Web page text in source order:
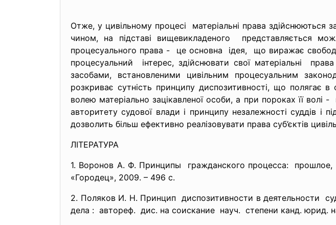
Отже, у цивільному процесі матеріальні права здійснюються
чином, на підставі вищевикладеного представляється
процесуального права - це основна ідея, що виражає
процесуальний інтерес, здійснювати свої матеріальні
засобами, встановленими цивільним процесуальним
розкриває сутність принципу диспозитивності, що полягає
волею матеріально зацікавленої особи, а при пороках її
авторитету судової влади і принципу незалежності суддів і
дозволить більш ефективно реалізовувати права суб’єктів
ЛІТЕРАТУРА
1. Воронов А. Ф. Принципы гражданского процесса:
«Городец», 2009. – 496 с.
2. Поляков И. Н. Принцип диспозитивности в деятельности
дела : автореф. дис. на соискание науч. степени канд. юрид.